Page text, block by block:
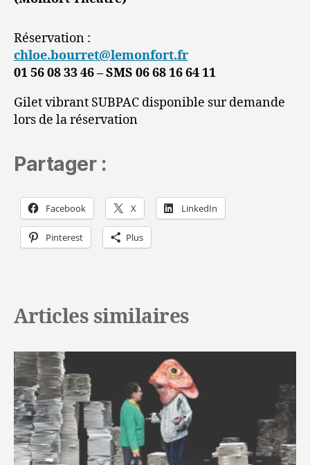
Réservation :
chloe.bourret@lemonfort.fr
01 56 08 33 46 – SMS 06 68 16 64 11
Gilet vibrant SUBPAC disponible sur demande
lors de la réservation
Partager :
Facebook X LinkedIn
Pinterest Plus
Articles similaires